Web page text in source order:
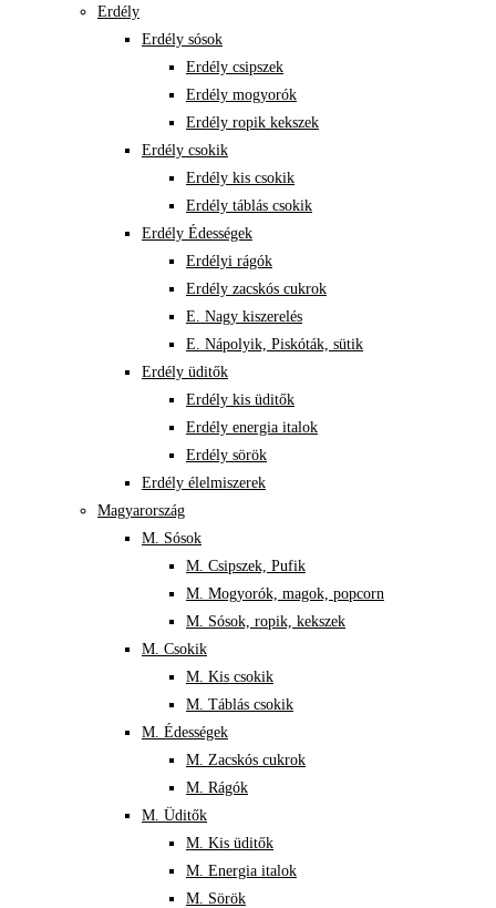
Erdély
Erdély sósok
Erdély csipszek
Erdély mogyorók
Erdély ropik kekszek
Erdély csokik
Erdély kis csokik
Erdély táblás csokik
Erdély Édességek
Erdélyi rágók
Erdély zacskós cukrok
E. Nagy kiszerelés
E. Nápolyik, Piskóták, sütik
Erdély üditők
Erdély kis üditők
Erdély energia italok
Erdély sörök
Erdély élelmiszerek
Magyarország
M. Sósok
M. Csipszek, Pufik
M. Mogyorók, magok, popcorn
M. Sósok, ropik, kekszek
M. Csokik
M. Kis csokik
M. Táblás csokik
M. Édességek
M. Zacskós cukrok
M. Rágók
M. Üditők
M. Kis üditők
M. Energia italok
M. Sörök